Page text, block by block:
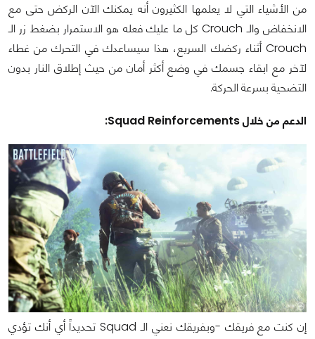
من الأشياء التي لا يعلمها الكثيرون أنه يمكنك الآن الركض حتى مع
الانخفاض والـ Crouch كل ما عليك فعله هو الاستمرار بضغط زر الـ
Crouch أثناء ركضك السريع، هذا سيساعدك في التحرك من غطاء
لآخر مع ابقاء جسمك في وضع أكثر أمان من حيث إطلاق النار بدون
التضحية بسرعة الحركة.
الدعم من خلال Squad Reinforcements:
إن كنت مع فريقك -وبفريقك نعني الـ Squad تحديداً أي أنك تؤدي